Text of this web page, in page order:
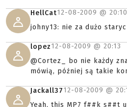
HellCat12-08-2009 @ 20:10
johny13: nie za dużo
lopez12-08-2009 @ 20:13
@Cortez_ bo nie każdy
mówią, później są takie
Jackall3712-08-2009 @
Yeah, this MP7 f##k s##t